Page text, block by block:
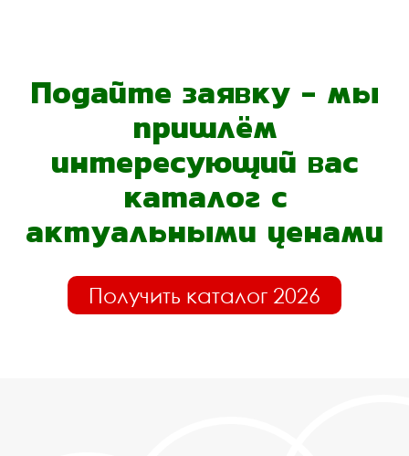
Подайте заявку - мы
пришлём
интересующий вас
каталог с
актуальными ценами
Получить каталог 2026